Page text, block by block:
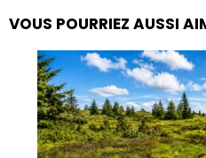
VOUS POURRIEZ AUSSI